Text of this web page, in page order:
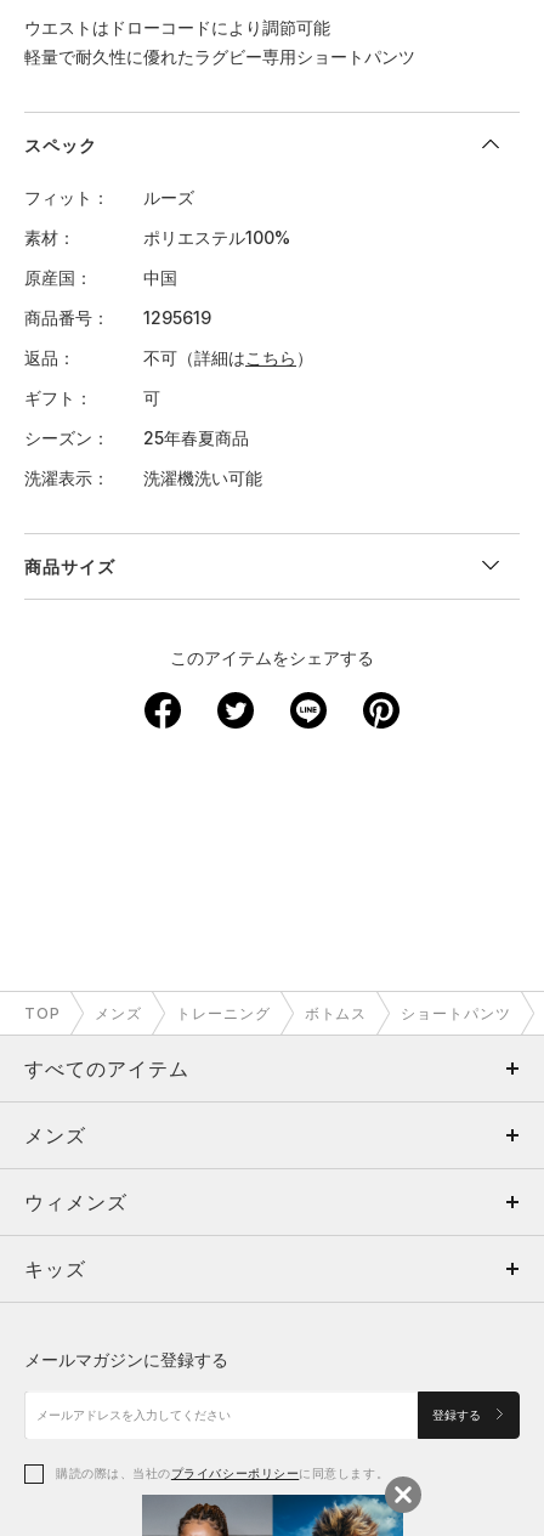
ウエストはドローコードにより調節可能
軽量で耐久性に優れたラグビー専用ショートパンツ
スペック
フィット
ルーズ
素材
ポリエステル100%
原産国
中国
商品番号
1295619
返品
不可（詳細はこちら ）
ギフト
可
シーズン
25年春夏商品
洗濯表示
洗濯機洗い可能
商品サイズ
66 6 59
3XL 91 6 71 127
5XL 101 6 76 137
※注意事項
商品は、独自の採寸方法により採寸されています。商品生地の特
このアイテムをシェアする
TOP メンズ トレーニング ボトムス ショートパンツ
すべてのアイテム
メンズ
ウィメンズ
キッズ
アクセサリー
メンズ
トップス
ボトムス
アクセサリー
ウィメンズ
トップス
シューズ
アクセサリー
キッズ
シューズ
メールマガジンに登録する
登録する
購読の際は、当社のプライバシーポリシーに同意します。